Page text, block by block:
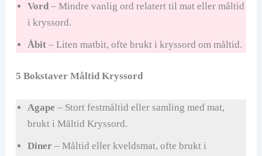
Vord– Mindre vanlig ord relatert til mat eller måltid
i kryssord.
Åbit– Liten matbit, ofte brukt i kryssord om måltid.
5 Bokstaver Måltid Kryssord
Agape – Stort festmåltid eller samling med mat,
brukt i Måltid Kryssord.
Diner – Måltid eller kveldsmat, ofte brukt i